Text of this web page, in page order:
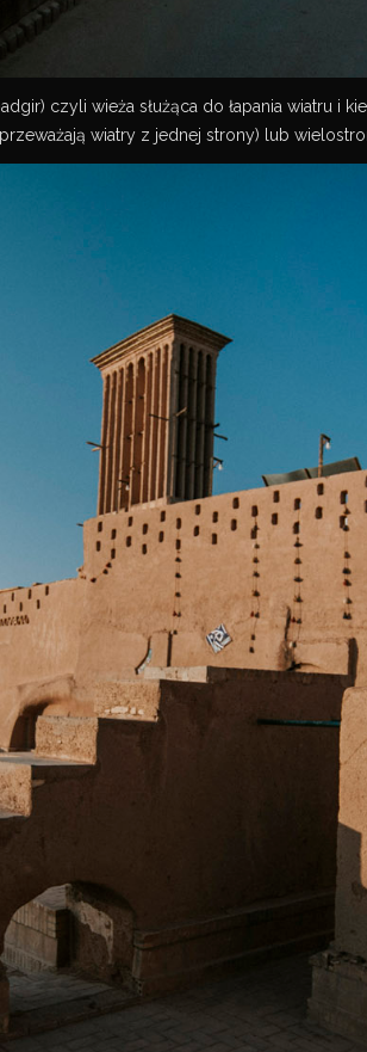
czyli wieża służąca do łapania wiatru
wiatry z jednej strony) lub